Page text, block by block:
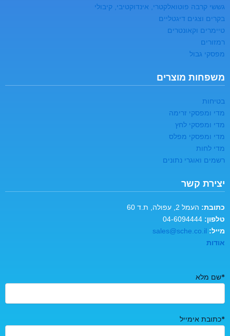
גששי קרבה פוטואלקטרי, אינדוקטיבי, קיבולי
בקרים וצגים דיגטליים
טיימרים וקאונטרים
רמזורים
מפסקי גבול
משפחות מוצרים
בטיחות
מדי ומפסקי זרימה
מדי ומפסקי לחץ
מדי ומפסקי מפלס
מדי לחות
רשמים ואוגרי נתונים
יצירת קשר
כתובת: העמל 2, עפולה, ת.ד 60
טלפון:
מייל: sales@sche.co.il
אודות
*שם מלא
*כתובת אימייל